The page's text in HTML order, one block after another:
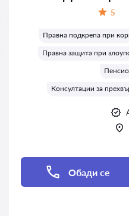
5
Правна подкрепа при
Правна защита при
Консултации за
Обади се